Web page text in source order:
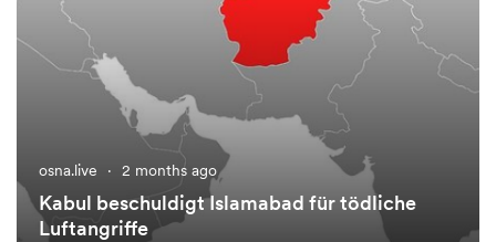
osna.live · 2 months ago
Kabul beschuldigt Islamabad für tödliche
Luftangriffe